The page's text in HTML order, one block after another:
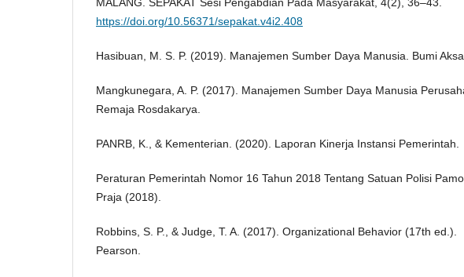
https://doi.org/10.56371/sepakat.v4i2.408
Hasibuan, M. S. P. (2019). Manajemen Sumber Daya Manusia. Bumi
Mangkunegara, A. P. (2017). Manajemen Sumber Daya Manusia
Remaja Rosdakarya.
PANRB, K., & Kementerian. (2020). Laporan Kinerja Instansi Pemerintah.
Peraturan Pemerintah Nomor 16 Tahun 2018 Tentang Satuan Polisi
Praja (2018).
Robbins, S. P., & Judge, T. A. (2017). Organizational Behavior (17th ed.).
Pearson.